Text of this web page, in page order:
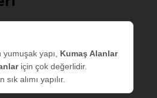
yapı, Kumaş Alanlar
için çok değerlidir.
alımı yapılır.